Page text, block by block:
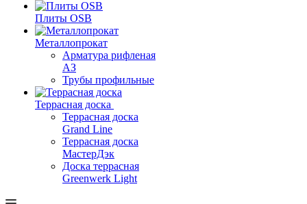
Плиты OSB
Металлопрокат
Арматура рифленая
АЗ
Трубы профильные
Террасная доска
Террасная доска
Grand Line
Террасная доска
МастерДэк
Доска террасная
Greenwerk Light